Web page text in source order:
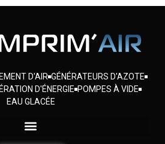
D'AIR GÉNÉRATEURS D'AZOTE
D'ÉNERGIE POMPES À VIDE
EAU GLACÉE